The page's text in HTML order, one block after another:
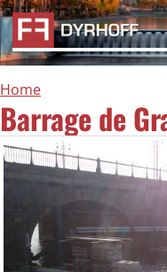
Home
Barrage de